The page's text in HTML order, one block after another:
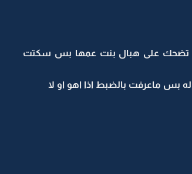
تضحك على هبال بنت عمها بس سكتت
بس ماعرفت بالضبط اذا اهو او لا